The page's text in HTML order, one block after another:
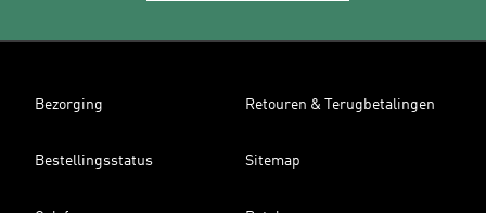
Bezorging Retouren & Terugbetalingen
Bestellingsstatus Sitemap